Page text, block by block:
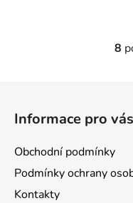
8
Informace pro vás
Obchodní podmínky
Podmínky ochrany
Kontakty